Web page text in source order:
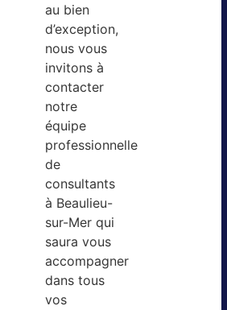
au bien
d’exception,
nous vous
invitons à
contacter
notre
équipe
professionnelle
de
consultants
à Beaulieu-
sur-Mer qui
saura vous
accompagner
dans tous
vos